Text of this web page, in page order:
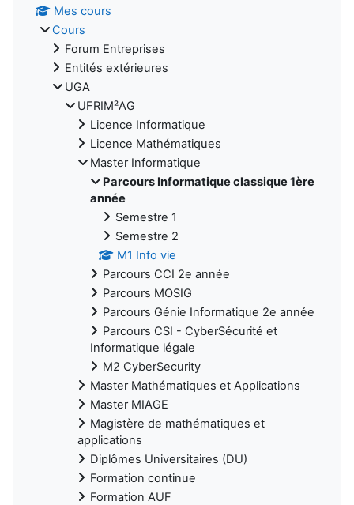
Mes cours
Cours
Forum Entreprises
Entités extérieures
UGA
UFRIM²AG
Licence Informatique
Licence Mathématiques
Master Informatique
Parcours Informatique classique 1ère
année
Semestre 1
Semestre 2
M1 Info vie
Parcours CCI 2e année
Parcours MOSIG
Parcours Génie Informatique 2e année
Parcours CSI - CyberSécurité et
Informatique légale
M2 CyberSecurity
Master Mathématiques et Applications
Master MIAGE
Magistère de mathématiques et
applications
Diplômes Universitaires (DU)
Formation continue
Formation AUF